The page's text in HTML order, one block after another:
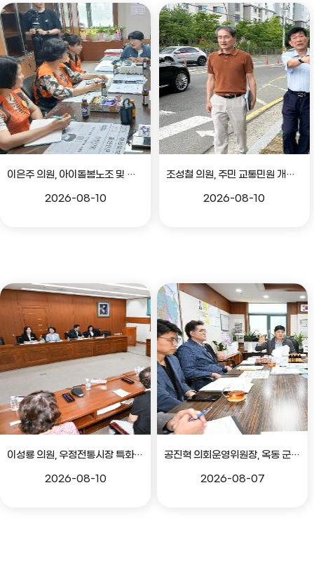
이은주 의원, 아이돌봄노조 및 노인생활지원사노조 관련 간담회
2026-08-10
조성철 의원, 주민 교통민원 개선 위한 현장방문
2026-08-10
이성룡 의원, 우정전통시장 특화골목 조성 의견 청취
2026-08-10
공진혁 의회운영위원장, 옥동 군부대 이전지 양동마을 주민지원사업 점검
2026-08-07